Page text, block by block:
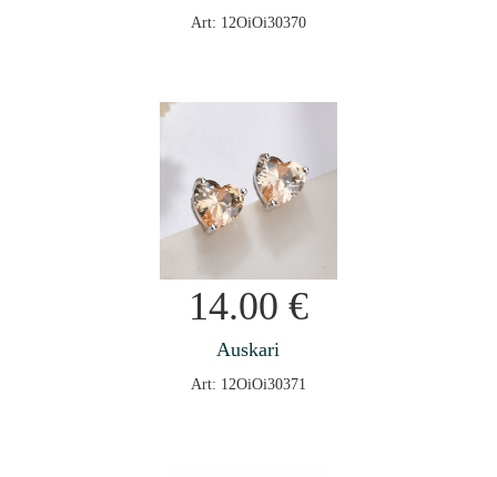
Art: 12OiOi30370
14.00 €
Auskari
Art: 12OiOi30371